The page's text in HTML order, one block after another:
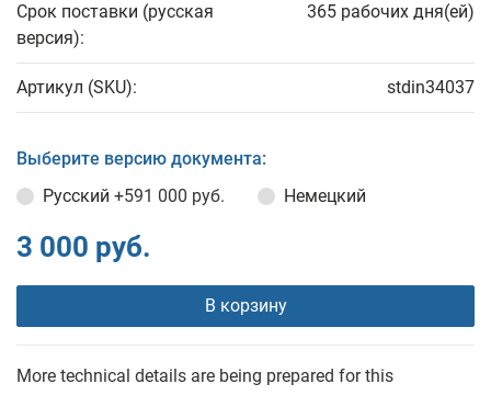
Срок поставки (русская
версия):
365 рабочих дня(ей)
Артикул (SKU): stdin34037
Выберите версию документа:
Русский +591 000 руб. Немецкий
3 000 руб.
В корзину
More technical details are being prepared for this